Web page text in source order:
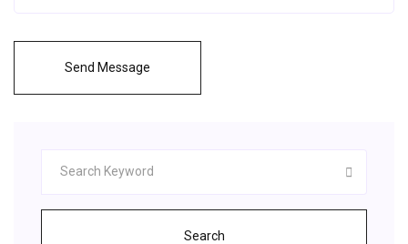
Send Message
Search